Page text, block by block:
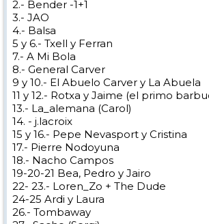
55.- Concha- JRR
56.- Sergio 007
57.- Guso
58-Rafaski
59.- Fischerski
60.- iblasi
61.- Miriski
62.- Pin76
63- yomismoymimecanismo
64 - MATB (no consigue entrar en la web)
65 - Danito
66 - Caperucita
67 - Manolo0101
68 - MSE (la de danmar)
69 - Danmar
2.- Bender -1+1
3.- JAO
4.- Balsa
5 y 6.- Txell y Ferran
7.- A Mi Bola
8.- General Carver
9 y 10.- El Abuelo Carver y La Abuela
11 y 12.- Rotxa y Jaime (el primo
13.- La_alemana (Carol)
14. - j.lacroix
15 y 16.- Pepe Nevasport y Cristina
17.- Pierre Nodoyuna
18.- Nacho Campos
19-20-21 Bea, Pedro y Jairo
22- 23.- Loren_Zo + The Dude
24-25 Ardi y Laura
26.- Tombaway